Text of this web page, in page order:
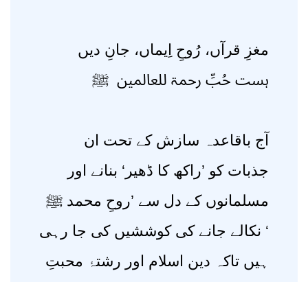
مغزِ قرآں، رُوحِ اِیماں، جانِ دیں
ہست حُبِّ رحمۃ للعالمین ﷺ
آج باقاعدہ سازش کے تحت ان
جذبات کو ’راکھ کا ڈھیر‘ بنانے اور
مسلمانوں کے دل سے ’روحِ محمد ﷺ
‘ نکالے جانے کی کوششیں کی جا رہی
ہیں تاکہ دین اسلام اور رشتۂ محبتِ